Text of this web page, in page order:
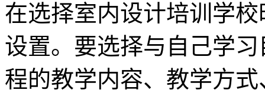
在选择室内设计培训学
设置。要选择与自己学
程的教学内容、教学方